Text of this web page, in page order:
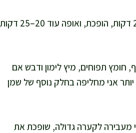
אני מסדרת את הכנפיים בשכבה אחת, עם רווחים קטנים. אני אופה 25 דקות, הופכת, ואופה עוד 20–25 דקות
חומץ תפוחים, מיץ לימון ודבש אם
אני מחליפה בחלק נוסף של שמן
3 דקות מנוחה. אחר כך אני מעבירה לקערה גדולה, שופכת את